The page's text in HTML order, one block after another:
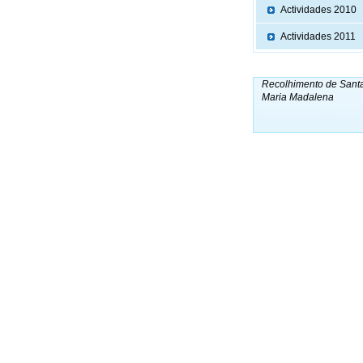
Actividades 2010
Actividades 2011
Recolhimento de
Maria Madalena